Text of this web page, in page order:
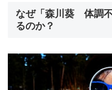
なぜ「森川葵 体調
るのか？